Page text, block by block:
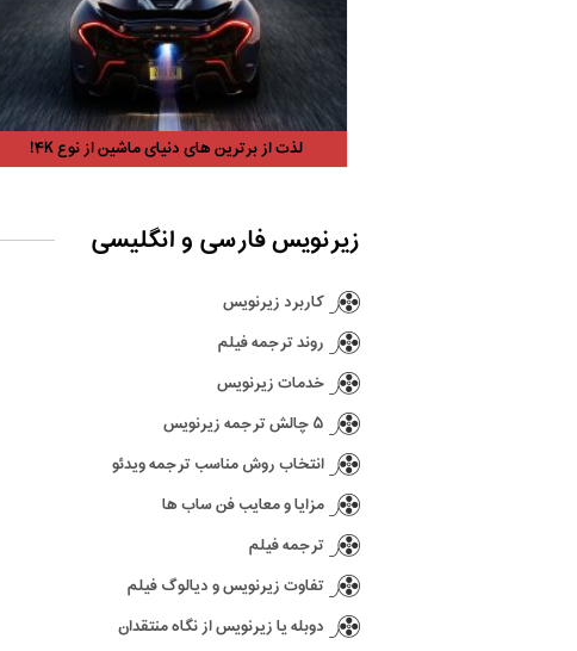
لذت از برترین های دنیای ماشین از نوع ۴K!
زیرنویس فارسی و انگلیسی
کاربرد زیرنویس
روند ترجمه فیلم
خدمات زیرنویس
۵ چالش ترجمه زیرنویس
انتخاب روش مناسب ترجمه ویدئو
مزایا و معایب فن ساب ها
ترجمه فیلم
تفاوت زیرنویس و دیالوگ فیلم
دوبله یا زیرنویس از نگاه منتقدان